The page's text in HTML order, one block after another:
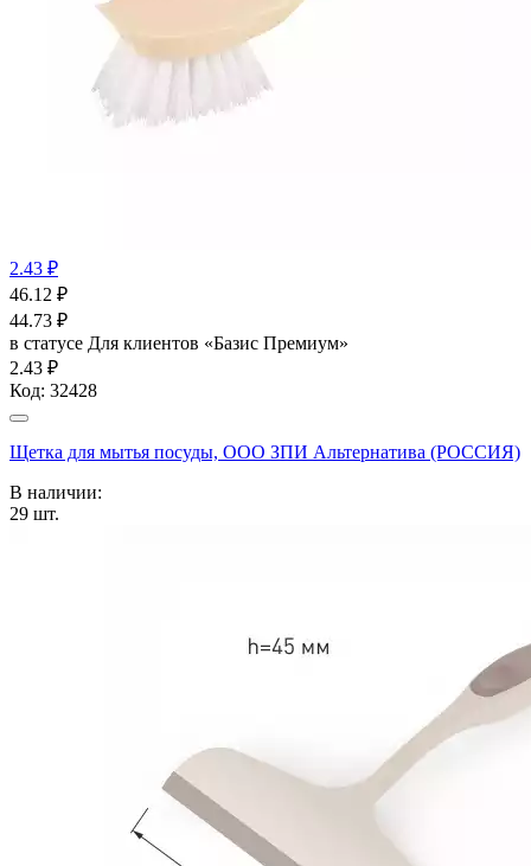
2.43 ₽
46.12 ₽
44.73 ₽
в статусе Для клиентов «Базис Премиум»
2.43 ₽
Код: 32428
Щетка для мытья посуды, ООО ЗПИ Альтернатива (РОССИЯ)
В наличии:
29 шт.